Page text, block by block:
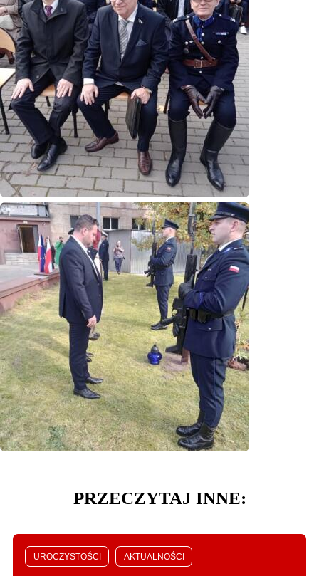
PRZECZYTAJ INNE:
UROCZYSTOŚCI AKTUALNOŚCI